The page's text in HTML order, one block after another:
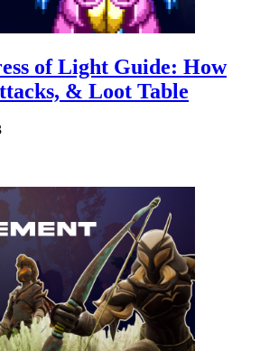
of Light Guide: How
& Loot Table